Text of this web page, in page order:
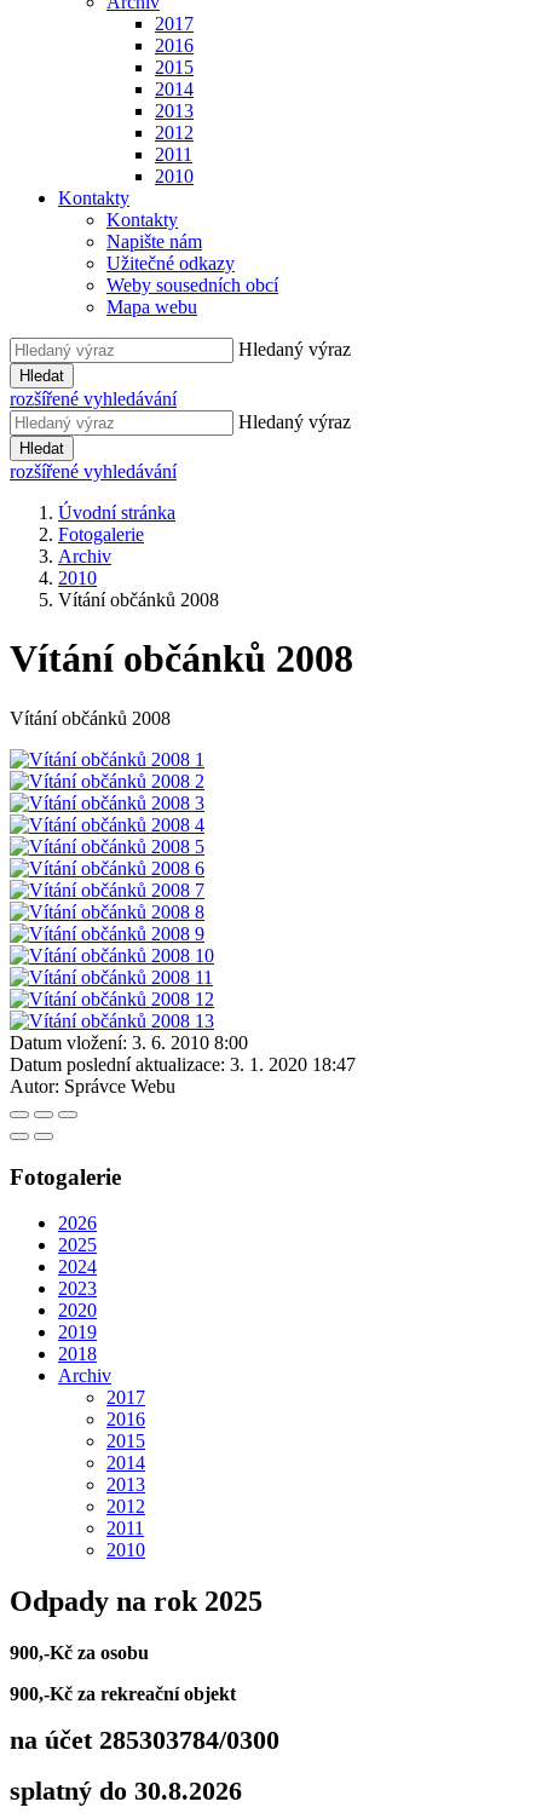
2017
2016
2015
2014
2013
2012
2011
2010
Kontakty
Kontakty
Napište nám
Užitečné odkazy
Weby sousedních obcí
Mapa webu
Hledaný výraz
Hledat
rozšířené vyhledávání
Hledaný výraz
Hledat
rozšířené vyhledávání
Úvodní stránka
Fotogalerie
Archiv
2010
Vítání občánků 2008
Vítání občánků 2008
Vítání občánků 2008
Datum vložení: 3. 6. 2010 8:00
Datum poslední aktualizace: 3. 1. 2020 18:47
Autor: Správce Webu
Fotogalerie
2026
2025
2024
2023
2020
2019
2018
Archiv
2017
2016
2015
2014
2013
2012
2011
2010
Odpady na rok 2025
900,-Kč za osobu
900,-Kč za rekreační objekt
na účet 285303784/0300
splatný do 30.8.2026